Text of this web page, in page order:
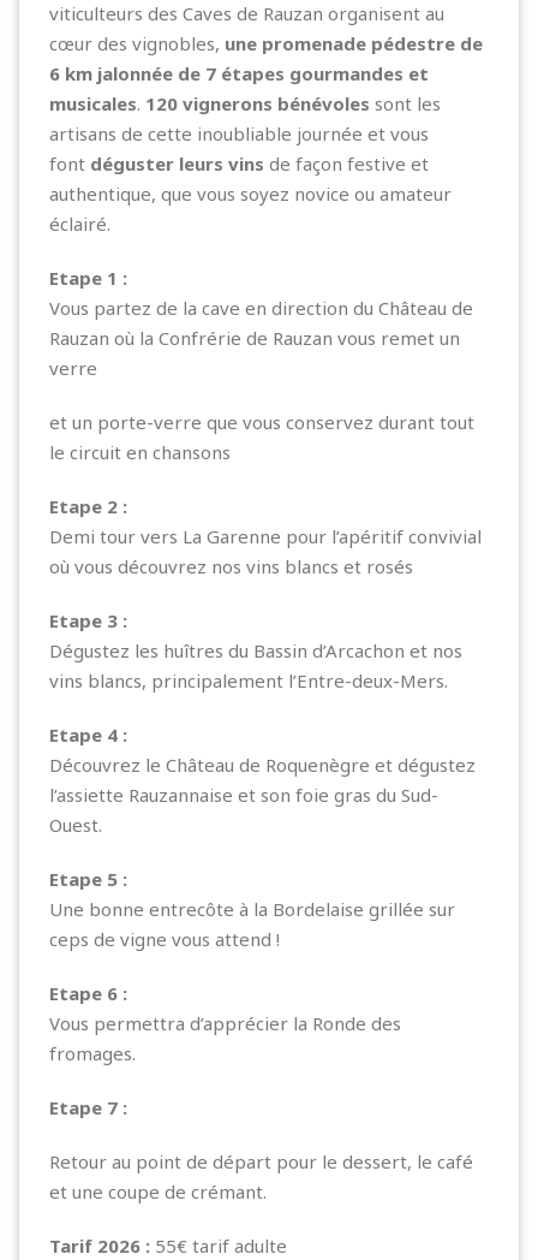
viticulteurs des Caves de Rauzan organisent au
cœur des vignobles, une promenade pédestre de
6 km jalonnée de 7 étapes gourmandes et
musicales. 120 vignerons bénévoles sont les
artisans de cette inoubliable journée et vous
font déguster leurs vins de façon festive et
authentique, que vous soyez novice ou amateur
éclairé.
Etape 1 :
Vous partez de la cave en direction du Château de
Rauzan où la Confrérie de Rauzan vous remet un
verre
et un porte-verre que vous conservez durant tout
le circuit en chansons
Etape 2 :
Demi tour vers La Garenne pour l’apéritif convivial
où vous découvrez nos vins blancs et rosés
Etape 3 :
Dégustez les huîtres du Bassin d’Arcachon et nos
vins blancs, principalement l’Entre-deux-Mers.
Etape 4 :
Découvrez le Château de Roquenègre et dégustez
l’assiette Rauzannaise et son foie gras du Sud-
Ouest.
Etape 5 :
Une bonne entrecôte à la Bordelaise grillée sur
ceps de vigne vous attend !
Etape 6 :
Vous permettra d’apprécier la Ronde des
fromages.
Etape 7 :
Retour au point de départ pour le dessert, le café
et une coupe de crémant.
Tarif 2026 : 55€ tarif adulte